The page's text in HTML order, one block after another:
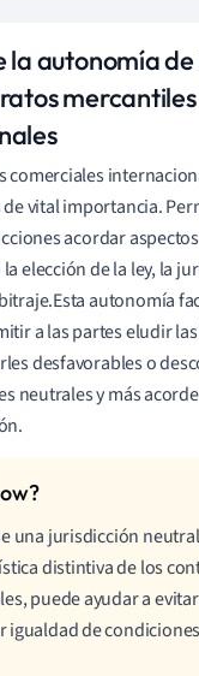
la autonomía
mercantiles
comerciales
de vital importancia.
acordar
elección de la ley, la
autonomía
a las partes eludir
desfavorables o
neutrales y más
una jurisdicción
distintiva de los
puede ayudar a
de